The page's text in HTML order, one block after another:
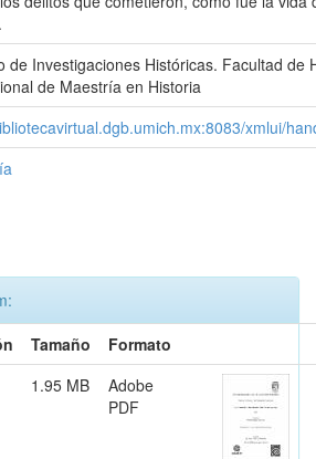
de Investigaciones Históricas. Facultad de
de Maestría en Historia
xmlui/
Tamaño
Formato
1.95 MB
Adobe
PDF